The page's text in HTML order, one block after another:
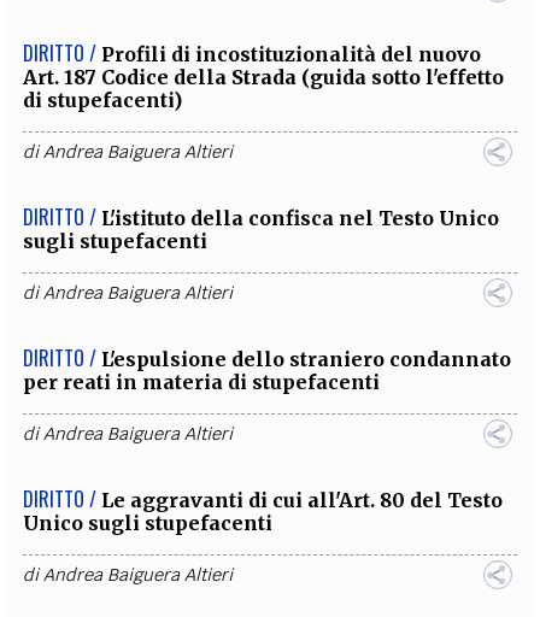
DIRITTO / Profili di incostituzionalità del nuovo
Art. 187 Codice della Strada (guida sotto l'effetto
di stupefacenti)
diAndrea Baiguera Altieri
DIRITTO / L'istituto della confisca nel Testo Unico
sugli stupefacenti
diAndrea Baiguera Altieri
DIRITTO / L'espulsione dello straniero condannato
per reati in materia di stupefacenti
diAndrea Baiguera Altieri
DIRITTO / Le aggravanti di cui all'Art. 80 del Testo
Unico sugli stupefacenti
diAndrea Baiguera Altieri